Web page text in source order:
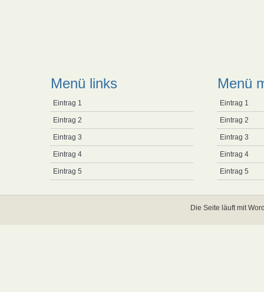
Menü links
Eintrag 1
Eintrag 2
Eintrag 3
Eintrag 4
Eintrag 5
Menü
Eintrag 1
Eintrag 2
Eintrag 3
Eintrag 4
Eintrag 5
Die Seite läuft mit